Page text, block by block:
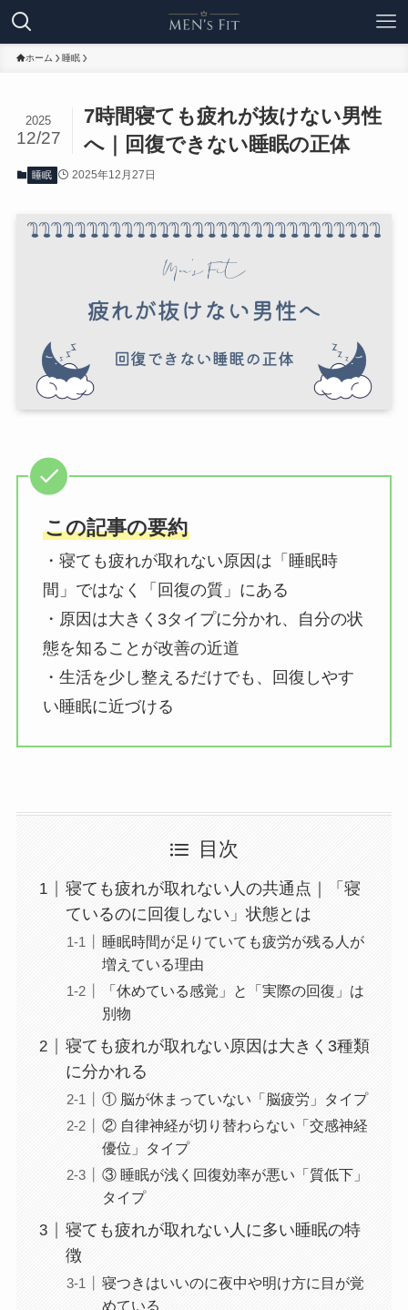
ホーム 睡眠
7時間寝ても疲れが抜けない男性
へ｜回復できない睡眠の正体
2025
12/27
睡眠 2025年12月27日
この記事の要約
・寝ても疲れが取れない原因は「睡眠時
間」ではなく「回復の質」にある
・原因は大きく3タイプに分かれ、自分の状
態を知ることが改善の近道
・生活を少し整えるだけでも、回復しやす
い睡眠に近づける
目次
寝ても疲れが取れない人の共通点｜「寝
ているのに回復しない」状態とは
睡眠時間が足りていても疲労が残る人が
増えている理由
「休めている感覚」と「実際の回復」は
別物
寝ても疲れが取れない原因は大きく3種類
に分かれる
① 脳が休まっていない「脳疲労」タイプ
② 自律神経が切り替わらない「交感神経
優位」タイプ
③ 睡眠が浅く回復効率が悪い「質低下」
タイプ
寝ても疲れが取れない人に多い睡眠の特
徴
寝つきはいいのに夜中や明け方に目が覚
めている